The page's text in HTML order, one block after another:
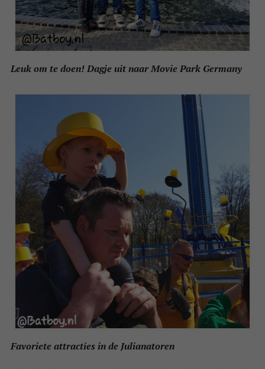
Leuk om te doen! Dagje uit naar Movie Park Germany
Favoriete attracties in de Julianatoren